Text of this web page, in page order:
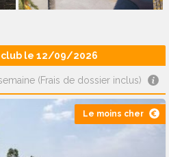
club le 12/09/2026
(Frais de dossier inclus)
Le moins cher